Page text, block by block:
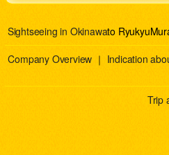
Sightseeing in Okinawato
Company Overview ｜ Indication
Trip